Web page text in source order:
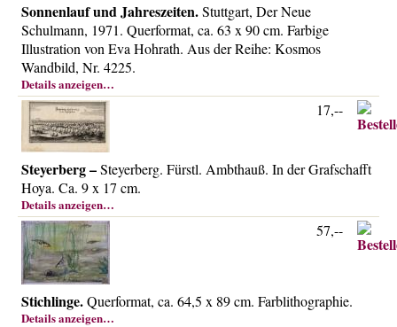
Sonnenlauf und Jahreszeiten.Stuttgart, Der Neue
Schulmann, 1971. Querformat, ca. 63 x 90 cm. Farbige
Illustration von Eva Hohrath. Aus der Reihe: Kosmos
Wandbild, Nr. 4225.
Details anzeigen…
Steyerberg –Steyerberg. Fürstl. Ambthauß. In der Grafschafft
Hoya. Ca. 9 x 17 cm.
Details anzeigen…
17,--
Stichlinge.Querformat, ca. 64,5 x 89 cm. Farblithographie.
Details anzeigen…
57,--